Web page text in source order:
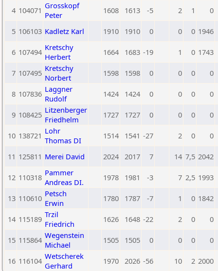
4 104071 Grosskopf
Peter
1608 1613 -5 2 1 0
5 106103 Kadletz Karl 1910 1910 0 0 0 1946
6 107494 Kretschy
Herbert
1664 1683 -19 1 0 1743
7 107495 Kretschy
Norbert
1598 1598 0 0 0 0
8 107836 Laggner
Rudolf
1424 1424 0 0 0 0
9 108425 Litzenberger
Friedhelm
1727 1727 0 0 0 0
10 138721 Lohr
Thomas DI
1514 1541 -27 2 0 0
11 125811 Merei David 2024 2017 7 14 7,5 2042
12 110318 Pammer
Andreas DI.
1978 1981 -3 7 2,5 1993
13 110610 Petsch
Erwin
1780 1787 -7 1 0 1842
14 115189 Trzil
Friedrich
1626 1648 -22 2 0 0
15 115864 Wegenstein
Michael
1505 1505 0 0 0 0
16 116104 Wetscherek
Gerhard
1970 2026 -56 10 2 2000